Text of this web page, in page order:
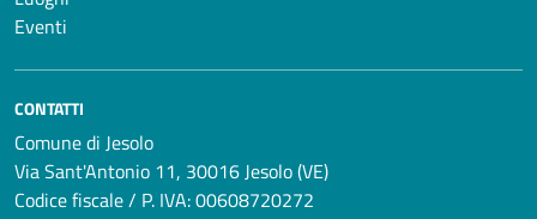
Eventi
CONTATTI
Comune di Jesolo
Via Sant'Antonio 11, 30016 Jesolo (VE)
Codice fiscale / P. IVA: 00608720272